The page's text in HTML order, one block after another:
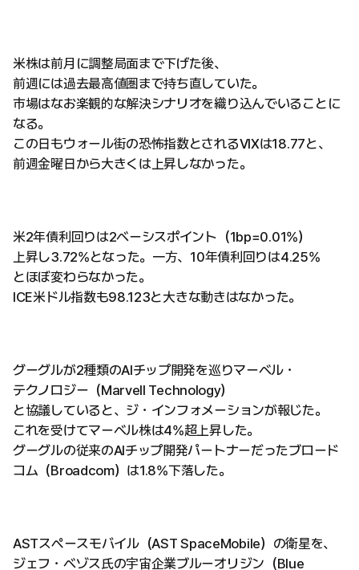
米株は前月に調整局面まで下げた後、
前週には過去最高値圏まで持ち直していた。
市場はなお楽観的な解決シナリオを織り込んでいることに
なる。
この日もウォール街の恐怖指数とされるVIXは18.77と、
前週金曜日から大きくは上昇しなかった。
米2年債利回りは2ベーシスポイント（1bp=0.01%）
上昇し3.72%となった。一方、10年債利回りは4.25%
とほぼ変わらなかった。
ICE米ドル指数も98.123と大きな動きはなかった。
グーグルが2種類のAIチップ開発を巡りマーベル・
テクノロジー（Marvell Technology）
と協議していると、ジ・インフォメーションが報じた。
これを受けてマーベル株は4%超上昇した。
グーグルの従来のAIチップ開発パートナーだったブロード
コム（Broadcom）は1.8%下落した。
ASTスペースモバイル（AST SpaceMobile）の衛星を、
ジェフ・ベゾス氏の宇宙企業ブルーオリジン（Blue